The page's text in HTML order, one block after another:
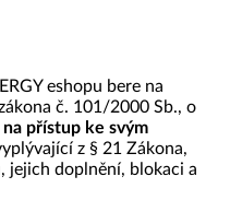
eshopu bere na
č. 101/2000 Sb., o
na přístup ke svým
z § 21 Zákona,
jejich doplnění, blokaci a